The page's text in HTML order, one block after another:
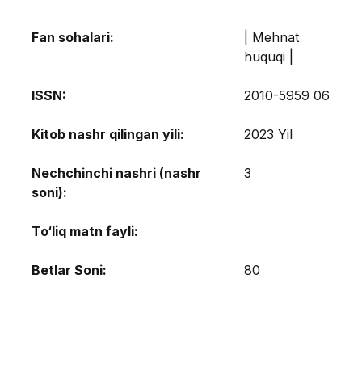
Fan sohalari:
| Mehnat
huquqi |
ISSN: 2010-5959 06
Kitob nashr qilingan yili: 2023 Yil
Nechchinchi nashri (nashr
soni):
3
To‘liq matn fayli:
Betlar Soni: 80